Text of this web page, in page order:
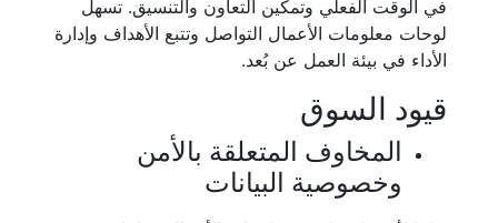
في الوقت الفعلي وتمكين التعاون والتنسيق. تسهل
لوحات معلومات الأعمال التواصل وتتبع الأهداف وإدارة
الأداء في بيئة العمل عن بُعد.
قيود السوق
المخاوف المتعلقة بالأمن
وخصوصية البيانات